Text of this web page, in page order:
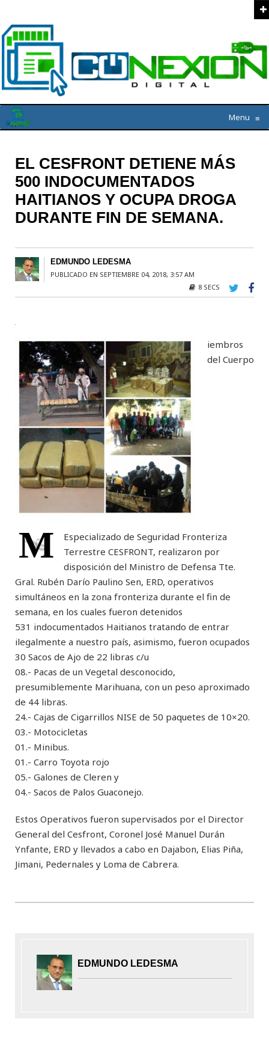
Menu ≡
EL CESFRONT DETIENE MÁS
500 INDOCUMENTADOS
HAITIANOS Y OCUPA DROGA
DURANTE FIN DE SEMANA.
EDMUNDO LEDESMA
PUBLICADO EN SEPTIEMBRE 04, 2018, 3:57 AM
8 SECS
M
iembros
del Cuerpo
Especializado de Seguridad Fronteriza
Terrestre CESFRONT, realizaron por
disposición del Ministro de Defensa Tte.
Gral. Rubén Darío Paulino Sen, ERD, operativos
simultáneos en la zona fronteriza durante el fin de
semana, en los cuales fueron detenidos
531 indocumentados Haitianos tratando de entrar
ilegalmente a nuestro país, asimismo, fueron ocupados
30 Sacos de Ajo de 22 libras c/u
08.- Pacas de un Vegetal desconocido,
presumiblemente Marihuana, con un peso aproximado
de 44 libras.
24.- Cajas de Cigarrillos NISE de 50 paquetes de 10×20.
03.- Motocicletas
01.- Minibus.
01.- Carro Toyota rojo
05.- Galones de Cleren y
04.- Sacos de Palos Guaconejo.
Estos Operativos fueron supervisados por el Director
General del Cesfront, Coronel José Manuel Durán
Ynfante, ERD y llevados a cabo en Dajabon, Elias Piña,
Jimani, Pedernales y Loma de Cabrera.
EDMUNDO LEDESMA